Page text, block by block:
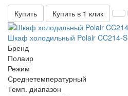
Купить
Купить в 1 клик
Шкаф холодильный Polair CC214-S
Бренд
Полаир
Режим
Среднетемпературный
Темп. диапазон